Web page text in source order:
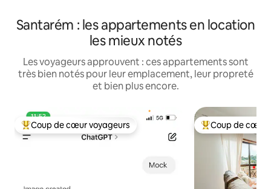
Santarém : les appartements en location
les mieux notés
Les voyageurs approuvent : ces appartements sont
très bien notés pour leur emplacement, leur propreté
et bien plus encore.
Coups de cœur voyageurs les plus appréciés
Coup de cœur voyageurs Coups de cœur
Coup de cœur